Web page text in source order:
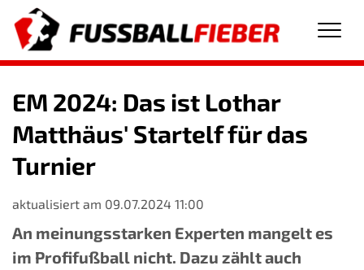
EM 2024: Das ist Lothar
Matthäus' Startelf für das
Turnier
aktualisiert am 09.07.2024 11:00
An meinungsstarken Experten mangelt es
im Profifußball nicht. Dazu zählt auch